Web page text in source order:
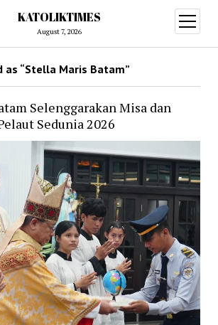
KATOLIKTIMES
August 7, 2026
open
menu
as “Stella Maris Batam”
Selenggarakan Misa dan
Sedunia 2026